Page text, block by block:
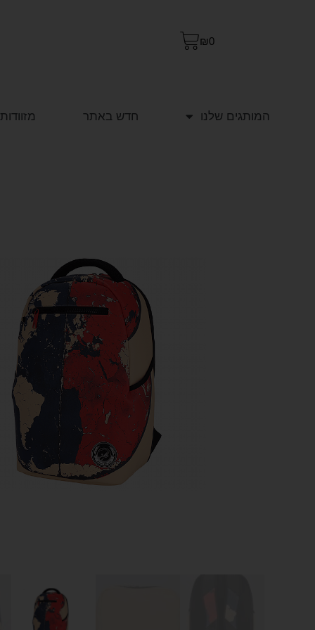
₪0
המותגים שלנו חדש באתר מזוודות